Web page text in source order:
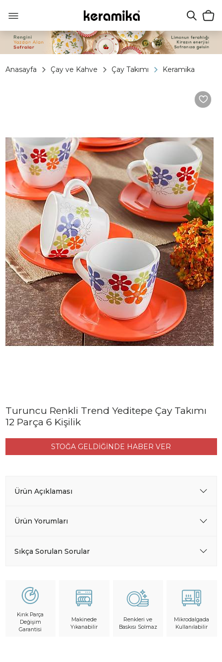
Anasayfa Çay ve Kahve Çay Takımı Keramika
Turuncu Renkli Trend Yeditepe Çay Takımı
12 Parça 6 Kişilik
STOĞA GELDİĞİNDE HABER VER
Ürün Açıklaması
Ürün Yorumları
Sıkça Sorulan Sorular
Kırık Parça
Değişim
Garantisi
Makinede
Yıkanabilir
Renkleri ve
Baskısı Solmaz
Mikrodalgada
Kullanılabilir